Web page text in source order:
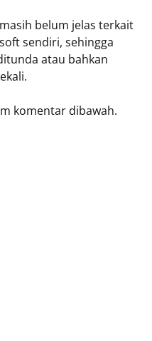
belum jelas terkait
sendiri, sehingga
atau bahkan
komentar dibawah.